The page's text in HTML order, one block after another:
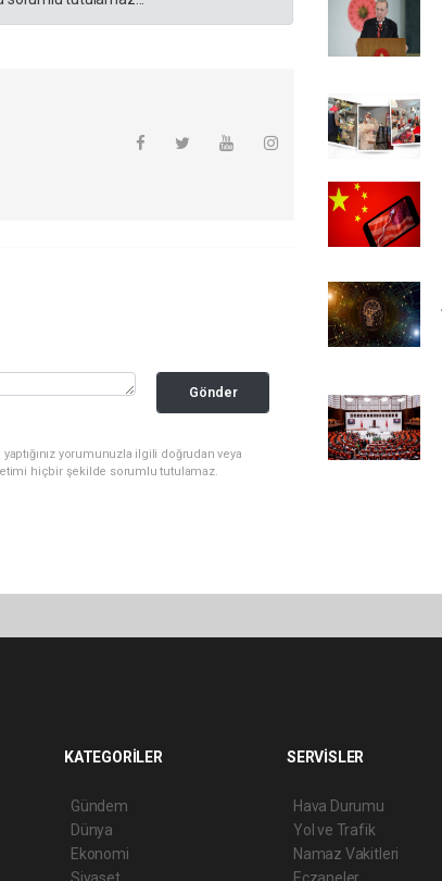
Gönder
yorumunuzla ilgili doğrudan veya
hiçbir şekilde sorumlu tutulamaz.
KATEGORİLER
Gündem
Dünya
Ekonomi
SERVİSLER
Hava Durumu
Yol ve Trafik
Namaz Vakitleri